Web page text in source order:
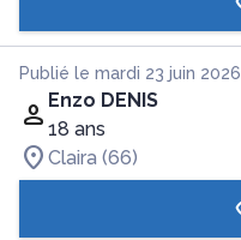
Publié le mardi 23 juin 2026
Enzo DENIS
18 ans
Claira (66)